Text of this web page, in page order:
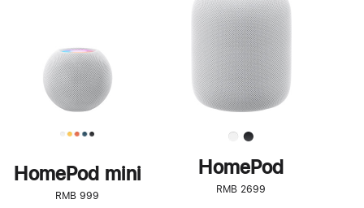
HomePod mini
RMB 999
了
解
HomePod<
HomePod
RMB 2699